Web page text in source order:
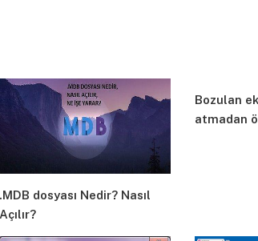
.MDB dosyası Nedir? Nasıl
Açılır?
Bozulan
atmadan